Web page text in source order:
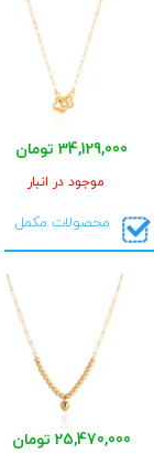
34,129,000 تومان
موجود در انبار
محصولات مکمل
25,470,000 تومان